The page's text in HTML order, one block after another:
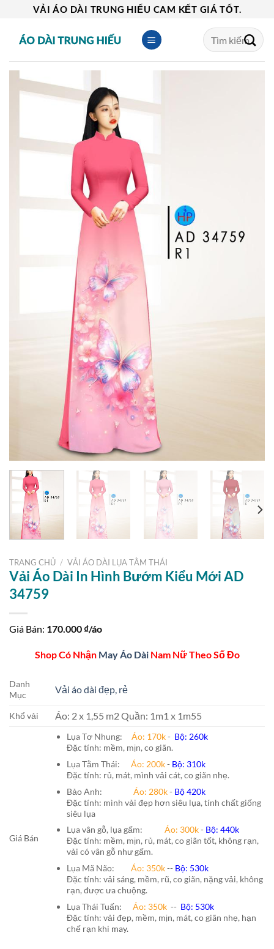
content
VẢI ÁO DÀI TRUNG HIẾU CAM KẾT GIÁ TỐT.
Tìm
kiếm:
TRANG CHỦ / VẢI ÁO DÀI LỤA TẰM THÁI
Vải Áo Dài In Hình Bướm Kiểu Mới AD
34759
Giá Bán: 170.000 ₫/áo
Shop Có Nhận May Áo DàiNam Nữ Theo Số Đo
Danh
Mục
Vải áo dài đẹp, rẻ
Khổ vải Áo: 2 x 1,55 m2 Quần: 1m1 x 1m55
Giá Bán
Lụa Tơ Nhung: Áo: 170k- Bộ: 260k
Đặc tính: mềm, mịn, co giãn.
Lụa Tằm Thái: Áo: 200k- Bộ: 310k
Đặc tính: rủ, mát, mình vải cát, co giãn nhẹ.
Bảo Anh: Áo: 280k- Bộ 420k
Đặc tính: mình vải đẹp hơn siêu lụa, tính chất giống
siêu lụa
Lụa vân gỗ, lụa gấm: Áo: 300k- Bộ: 440k
Đặc tính: mềm, mịn, rủ, mát, co giãn tốt, không rạn,
vải có vân gỗ như gấm.
Lụa Mã Não: Áo: 350k-- Bộ: 530k
Đặc tính: vải sáng, mềm, rũ, co giãn, nặng vải, không
rạn, được ưa chuộng.
Lụa Thái Tuấn: Áo: 350k-- Bộ: 530k
Đặc tính: vải đẹp, mềm, mịn, mát, co giãn nhẹ, hạn
chế rạn khi may.